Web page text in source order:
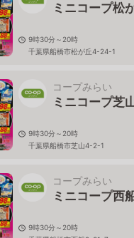
ミニコープ松
9時30分～20時
千葉県船橋市松が丘4-24-1
コープみらい
ミニコープ芝
9時30分～20時
千葉県船橋市芝山4-2-1
コープみらい
ミニコープ西
9時30分～20時